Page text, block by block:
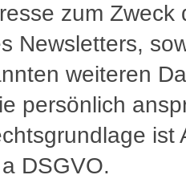
zum Zweck
Newsletters,
weiteren
persönlich
ist
DSGVO.